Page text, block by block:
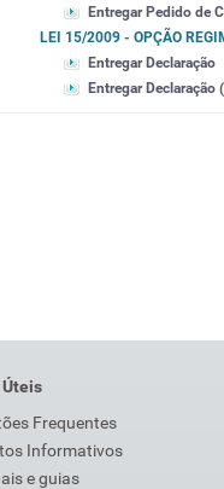
Entregar Pedido de
LEI 15/2009 - OPÇÃO
Entregar Declaração
Entregar
Frequentes
Informativos
e guias